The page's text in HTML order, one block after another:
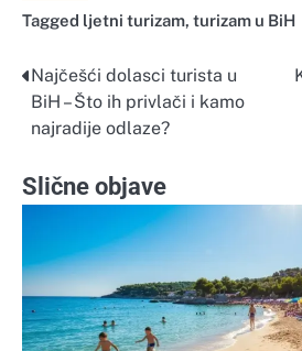
Tagged ljetni turizam, turizam u BiH
Navigacija
objava
Najčešći dolasci turista u
BiH – Što ih privlači i kamo
najradije odlaze?
Slične objave